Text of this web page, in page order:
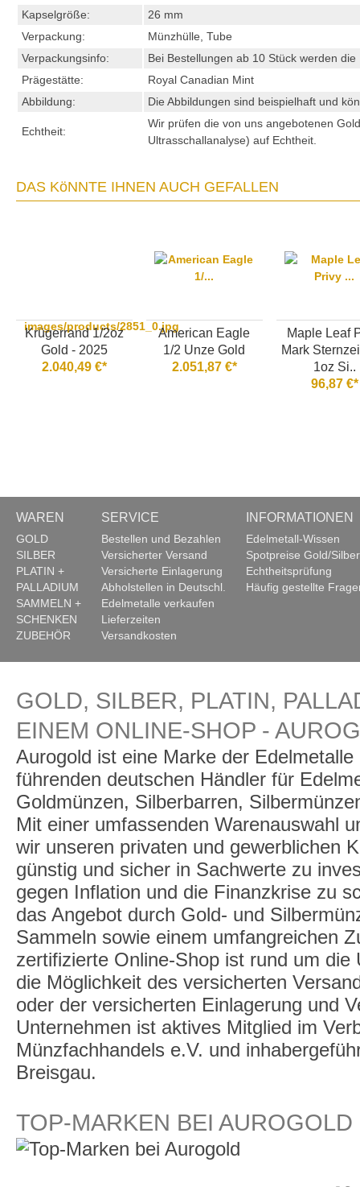
Kapselgröße:
26 mm
Verpackung:
Münzhülle, Tube
Verpackungsinfo:
Bei Bestellungen ab 10 Stück werden
Prägestätte:
Royal Canadian Mint
Abbildung:
Die Abbildungen sind beispielhaft und
Echtheit:
Wir prüfen die von uns angebotenen
Ultrasschallanalyse) auf Echtheit.
DAS KöNNTE IHNEN AUCH GEFALLEN
images/products/2851_0.jpg
Krügerrand 1/2oz
Gold - 2025
2.040,49 €*
American Eagle
1/2 Unze Gold
2.051,87 €*
Maple Leaf
Mark
1oz Si..
96,87 €*
WAREN
GOLD
SILBER
PLATIN +
PALLADIUM
SAMMELN +
SCHENKEN
ZUBEHÖR
SERVICE
Bestellen und Bezahlen
Versicherter Versand
Versicherte Einlagerung
Abholstellen in Deutschl.
Edelmetalle verkaufen
Lieferzeiten
Versandkosten
INFORMATIONEN
Edelmetall-Wissen
Spotpreise Gold/Silber
Echtheitsprüfung
Häufig gestellte
GOLD, SILBER, PLATIN,
EINEM ONLINE-SHOP -
Aurogold ist eine Marke der
führenden deutschen Händler für
Goldmünzen, Silberbarren,
Mit einer umfassenden Warenauswahl
wir unseren privaten und gewerblichen
günstig und sicher in Sachwerte zu
gegen Inflation und die Finanzkrise zu
das Angebot durch Gold- und
Sammeln sowie einem umfangreichen
zertifizierte Online-Shop ist rund um die
die Möglichkeit des versicherten
oder der versicherten Einlagerung und
Unternehmen ist aktives Mitglied im
Münzfachhandels e.V. und
Breisgau.
TOP-MARKEN BEI AUROGOLD